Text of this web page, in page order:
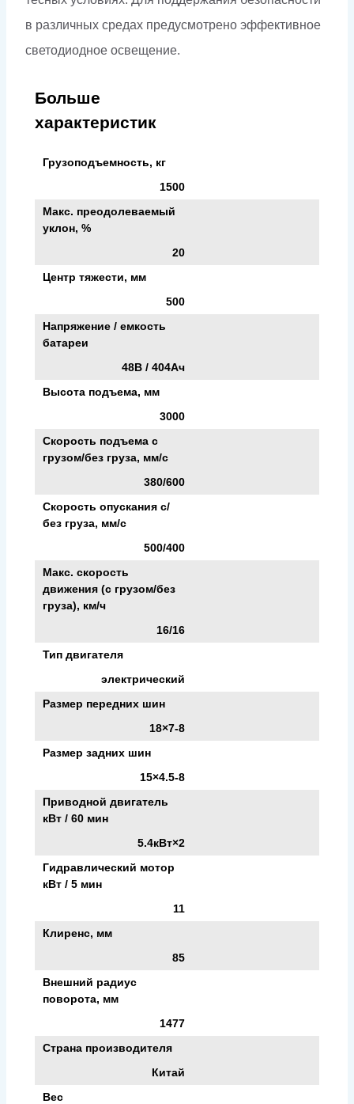
в различных средах предусмотрено эффективное
светодиодное освещение.
Больше
характеристик
Грузоподъемность, кг
1500
Макс. преодолеваемый
уклон, %
20
Центр тяжести, мм
500
Напряжение / емкость
батареи
48В / 404Ач
Высота подъема, мм
3000
Скорость подъема с
грузом/без груза, мм/с
380/600
Скорость опускания c/
без груза, мм/с
500/400
Макс. скорость
движения (с грузом/без
груза), км/ч
16/16
Тип двигателя
электрический
Размер передних шин
18×7-8
Размер задних шин
15×4.5-8
Приводной двигатель
кВт / 60 мин
5.4кВт×2
Гидравлический мотор
кВт / 5 мин
11
Клиренс, мм
85
Внешний радиус
поворота, мм
1477
Страна производителя
Китай
Вес